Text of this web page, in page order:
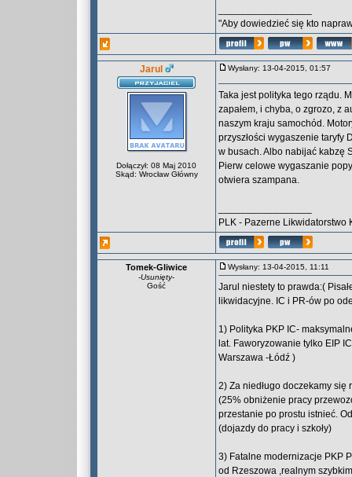
"Aby dowiedzieć się kto
Jarul
Dołączył: 08 Maj 2010
Skąd: Wrocław Główny
Wysłany: 13-04-2015, 01:57
Taka jest polityka tego rządu.
zapałem, i chyba, o zgrozo, z
naszym kraju samochód.
przyszłości wygaszenie taryfy
w busach. Albo nabijać kabzę
Pierw celowe wygaszanie
otwiera szampana.
PLK - Pazerne Likwidatorstwo
Tomek-Gliwice
-Usunięty-
Gość
Wysłany: 13-04-2015, 11:11
Jarul niestety to prawda:(
likwidacyjne. IC i PR-ów po
1) Polityka PKP IC-
lat. Faworyzowanie tylko EIP
Warszawa -Łódź )
2) Za niedługo doczekamy się
(25% obniżenie pracy
przestanie po prostu istnieć.
(dojazdy do pracy i szkoły)
3) Fatalne modernizacje PKP
od Rzeszowa ,realnym